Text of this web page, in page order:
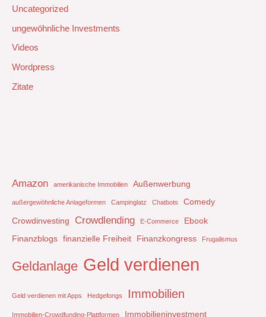
Uncategorized
ungewöhnliche Investments
Videos
Wordpress
Zitate
Amazon amerikanische Immobilien Außenwerbung
außergewöhnliche Anlageformen Campinglatz Chatbots
Comedy
Crowdinvesting
Crowdlending E-Commerce
Ebook
Finanzblogs finanzielle Freiheit Finanzkongress Frugalismus
Geldanlage Geld verdienen
Geld verdienen mit Apps Hedgefongs Immobilien
Immobilien-Crowdfunding-Plattformen Immobilieninvestment